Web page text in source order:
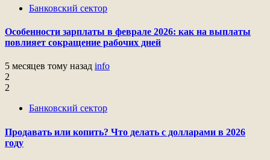
Банковский сектор
Особенности зарплаты в феврале 2026: как на выплаты
повлияет сокращение рабочих дней
5 месяцев тому назад info
2
2
Банковский сектор
Продавать или копить? Что делать с долларами в 2026
году